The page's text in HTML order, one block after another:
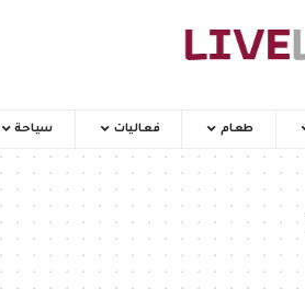
طعام فعاليات سياحة